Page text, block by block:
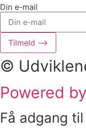
Din e-mail
Tilmeld ⟶
©
Powered
Få adgang